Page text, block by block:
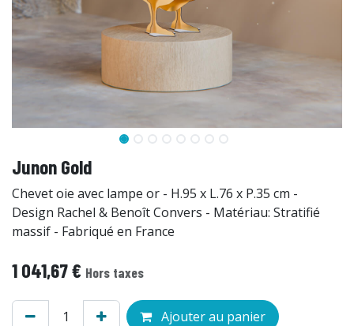
Junon Gold
Chevet oie avec lampe or - H.95 x L.76 x P.35 cm -
Design Rachel & Benoît Convers - Matériau: Stratifié
massif - Fabriqué en France
1 041,67€ Hors taxes
Ajouter au panier